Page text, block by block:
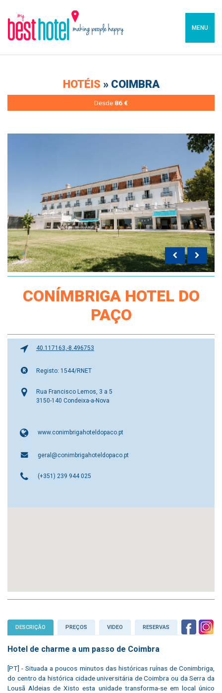
MENU
HOTÉIS » COIMBRA
Desde 86 €
CONÍMBRIGA HOTEL DO
PAÇO
40.117163,-8.496753
Registo: 1544/RNET
Rua Francisco Lemos, 3 a 5
3150-140 Condeixa-a-Nova
www.conimbrigahoteldopaco.pt
geral@conimbrigahoteldopaco.pt
(+351) 239 944 025
DESCRIÇÃO PREÇOS VIDEO RESERVAS
Hotel de charme a um passo de Coimbra
[PT] - Situada a poucos minutos das históricas ruínas de Conimbriga,
do centro da histórica cidade universitária de Coimbra ou da Serra da
Lousã Aldeias de Xisto esta unidade transforma-se em local único